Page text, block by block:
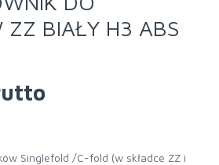
ZZ BIAŁY H3 ABS
Singlefold /C-fold (w składce ZZ i